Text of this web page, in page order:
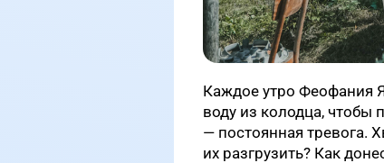
Каждое утро Феофания
воду из колодца, чтобы
— постоянная тревога.
их разгрузить? Как